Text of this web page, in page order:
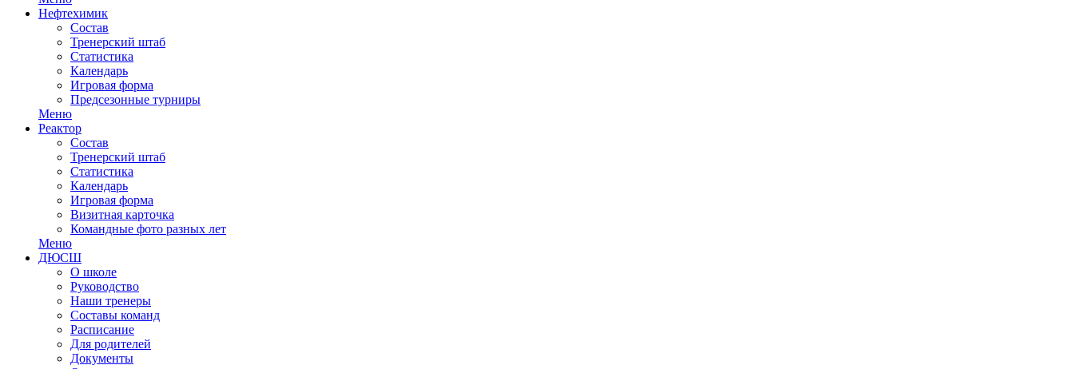
Нефтехимик
Состав
Тренерский штаб
Статистика
Календарь
Игровая форма
Предсезонные турниры
Меню
Реактор
Состав
Тренерский штаб
Статистика
Календарь
Игровая форма
Визитная карточка
Командные фото разных лет
Меню
ДЮСШ
О школе
Руководство
Наши тренеры
Составы команд
Расписание
Для родителей
Документы